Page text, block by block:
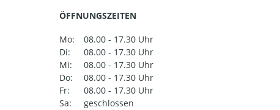
ÖFFNUNGSZEITEN
Mo:
08.00 - 17.30 Uhr
Di:
08.00 - 17.30 Uhr
Mi:
08.00 - 17.30 Uhr
Do:
08.00 - 17.30 Uhr
Fr:
08.00 - 17.30 Uhr
Sa:
geschlossen